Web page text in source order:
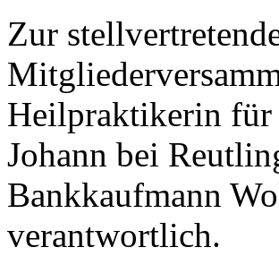
Zur
Heilpraktikerin für
Johann bei
Bankkaufmann
verantwortlich.